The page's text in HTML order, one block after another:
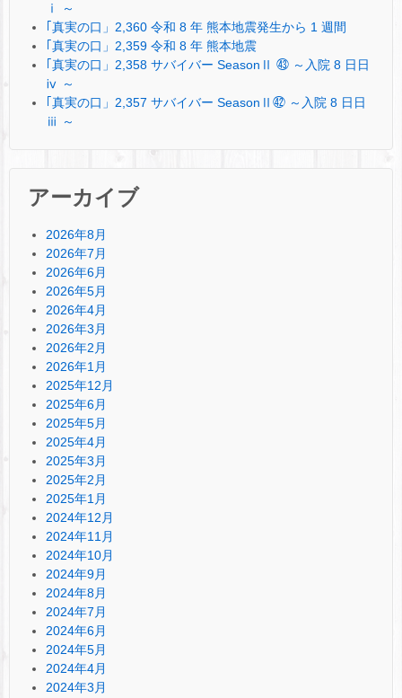
ⅰ ～
｢真実の口」2,360 令和 8 年 熊本地震発生から 1 週間
｢真実の口」2,359 令和 8 年 熊本地震
｢真実の口」2,358 サバイバー SeasonⅡ ㊸ ～入院 8 日日
ⅳ ～
｢真実の口」2,357 サバイバー SeasonⅡ㊷ ～入院 8 日日
ⅲ ～
アーカイブ
2026年8月
2026年7月
2026年6月
2026年5月
2026年4月
2026年3月
2026年2月
2026年1月
2025年12月
2025年6月
2025年5月
2025年4月
2025年3月
2025年2月
2025年1月
2024年12月
2024年11月
2024年10月
2024年9月
2024年8月
2024年7月
2024年6月
2024年5月
2024年4月
2024年3月